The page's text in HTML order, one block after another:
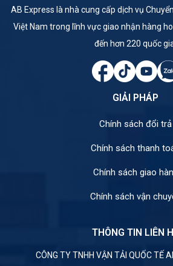
AB Express là nhà cung cấp dịch vụ
Việt Nam trong lĩnh vực giao nhận hàng
đến hơn 220 quốc
GIẢI PHÁP
Chính sách đổi trả
Chính sách thanh
Chính sách giao
Chính sách vận
THÔNG TIN LIÊN
CÔNG TY TNHH VẬN TẢI QUỐC TẾ